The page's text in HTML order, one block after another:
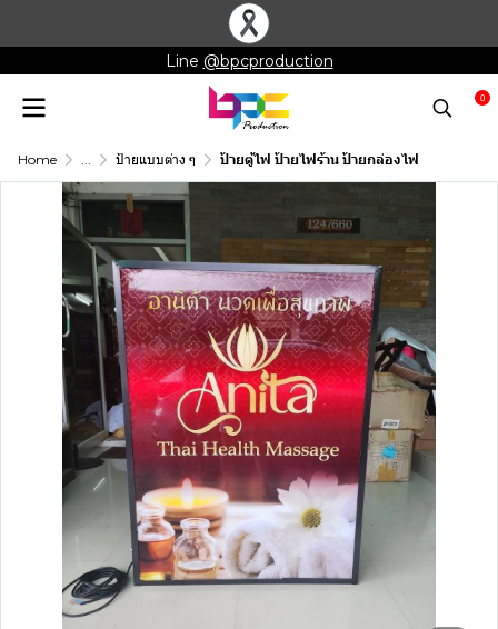
Line @bpcproduction
0
Home ... ป้ายแบบต่าง ๆ ป้ายตู้ไฟ ป้ายไฟร้าน ป้ายกล่องไฟ